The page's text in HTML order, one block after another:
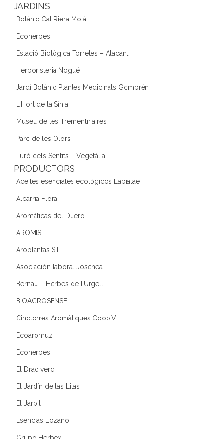
JARDINS
Botànic Cal Riera Moià
Ecoherbes
Estació Biològica Torretes – Alacant
Herboristeria Nogué
Jardí Botànic Plantes Medicinals Gombrèn
L'Hort de la Sínia
Museu de les Trementinaires
Parc de les Olors
Turó dels Sentits – Vegetàlia
PRODUCTORS
Aceites esenciales ecológicos Labiatae
Alcarria Flora
Aromáticas del Duero
AROMIS
Aroplantas S.L.
Asociación laboral Josenea
Bernau – Herbes de l’Urgell
BIOAGROSENSE
Cinctorres Aromàtiques Coop.V.
Ecoaromuz
Ecoherbes
El Drac verd
El Jardín de las Lilas
El Jarpil
Esencias Lozano